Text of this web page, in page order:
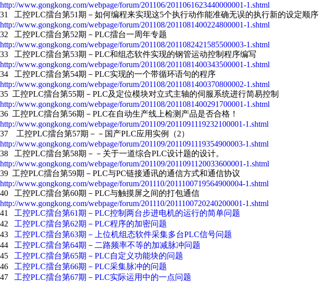
http://www.gongkong.com/webpage/forum/201106/2011061623440000001-1.shtml
31 工控PLC擂台第51期－如何编程来实现这5个执行动作能准确无误的执行新的设定顺序
http://www.gongkong.com/webpage/forum/201108/2011081400224800001-1.shtml
32 工控PLC擂台第52期－PLC擂台一周年专题
http://www.gongkong.com/webpage/forum/201108/2011082421585500003-1.shtml
33 工控PLC擂台第53期－PLC和组态软件实现的钢管运动控制程序编写
http://www.gongkong.com/webpage/forum/201108/2011081400343500001-1.shtml
34 工控PLC擂台第54期－PLC实现的一个带循环语句的程序
http://www.gongkong.com/webpage/forum/201108/2011081400370800002-1.shtml
35 工控PLC擂台第55期－PLC及定位模块对立式主轴的伺服系统进行简易控制
http://www.gongkong.com/webpage/forum/201108/2011081400291700001-1.shtml
36 工控PLC擂台第56期－PLC在自动生产线上检测产品是否合格！
http://www.gongkong.com/webpage/forum/201109/2011091119232100001-1.shtml
37 工控PLC擂台第57期－－国产PLC应用实例（2）
http://www.gongkong.com/webpage/forum/201109/2011091119354900003-1.shtml
38 工控PLC擂台第58期－－关于一道综合PLC设计题的设计。
http://www.gongkong.com/webpage/forum/201109/2011091120033600001-1.shtml
39 工控PLC擂台第59期－PLC与PC链接通讯的通信方式和通信协议
http://www.gongkong.com/webpage/forum/201110/2011100719564900004-1.shtml
40 工控PLC擂台第60期－PLC与触摸屏之间的打包通信
http://www.gongkong.com/webpage/forum/201110/2011100720240200001-1.shtml
41 工控PLC擂台第61期－PLC控制两台步进电机的运行的简单问题
42 工控PLC擂台第62期－PLC程序的加密问题
43 工控PLC擂台第63期－上位机组态软件采集多台PLC信号问题
44 工控PLC擂台第64期－二路频率不等的加减脉冲问题
45 工控PLC擂台第65期－PLC自定义功能块的问题
46 工控PLC擂台第66期－PLC采集脉冲的问题
47 工控PLC擂台第67期－PLC实际运用中的一点问题